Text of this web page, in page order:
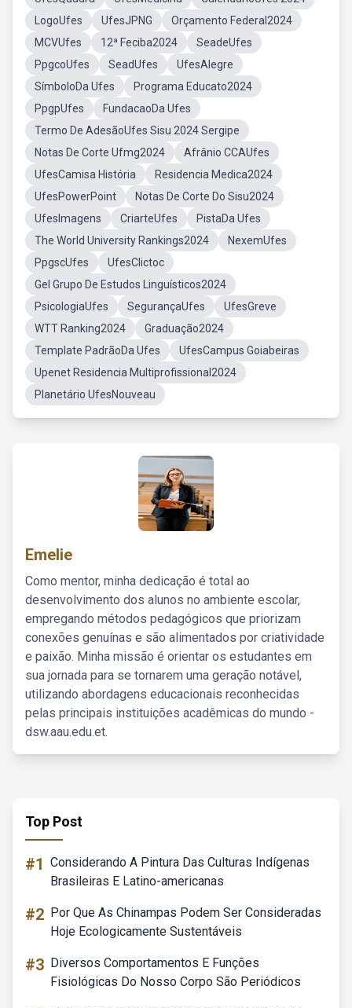
LogoUfes
UfesJPNG
Orçamento Federal2024
MCVUfes
12ª Feciba2024
SeadeUfes
PpgcoUfes
SeadUfes
UfesAlegre
SímboloDa Ufes
Programa Educato2024
PpgpUfes
FundacaoDa Ufes
Termo De AdesãoUfes Sisu 2024 Sergipe
Notas De Corte Ufmg2024
Afrânio CCAUfes
UfesCamisa História
Residencia Medica2024
UfesPowerPoint
Notas De Corte Do Sisu2024
UfesImagens
CriarteUfes
PistaDa Ufes
The World University Rankings2024
NexemUfes
PpgscUfes
UfesClictoc
Gel Grupo De Estudos Linguísticos2024
PsicologiaUfes
SegurançaUfes
UfesGreve
WTT Ranking2024
Graduação2024
Template PadrãoDa Ufes
UfesCampus Goiabeiras
Upenet Residencia Multiprofissional2024
Planetário UfesNouveau
Emelie
Como mentor, minha dedicação é total ao
desenvolvimento dos alunos no ambiente escolar,
empregando métodos pedagógicos que priorizam
conexões genuínas e são alimentados por criatividade
e paixão. Minha missão é orientar os estudantes em
sua jornada para se tornarem uma geração notável,
utilizando abordagens educacionais reconhecidas
pelas principais instituições acadêmicas do mundo -
dsw.aau.edu.et.
Top Post
#1 Considerando A Pintura Das Culturas Indígenas
Brasileiras E Latino-americanas
#2 Por Que As Chinampas Podem Ser Consideradas
Hoje Ecologicamente Sustentáveis
#3 Diversos Comportamentos E Funções
Fisiológicas Do Nosso Corpo São Periódicos